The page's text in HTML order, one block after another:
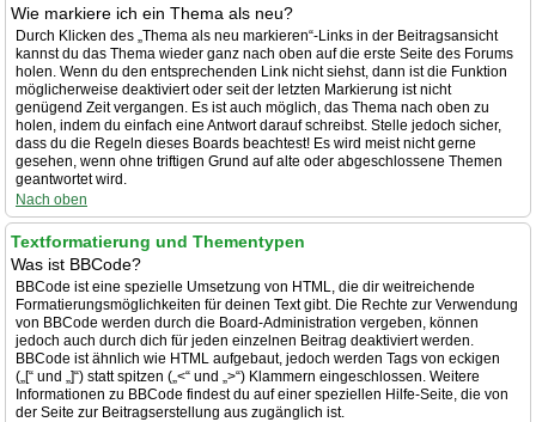
Wie markiere ich ein Thema als neu?
Durch Klicken des „Thema als neu markieren“-Links in der Beitragsansicht
kannst du das Thema wieder ganz nach oben auf die erste Seite des Forums
holen. Wenn du den entsprechenden Link nicht siehst, dann ist die Funktion
möglicherweise deaktiviert oder seit der letzten Markierung ist nicht
genügend Zeit vergangen. Es ist auch möglich, das Thema nach oben zu
holen, indem du einfach eine Antwort darauf schreibst. Stelle jedoch sicher,
dass du die Regeln dieses Boards beachtest! Es wird meist nicht gerne
gesehen, wenn ohne triftigen Grund auf alte oder abgeschlossene Themen
geantwortet wird.
Nach oben
Textformatierung und Thementypen
Was ist BBCode?
BBCode ist eine spezielle Umsetzung von HTML, die dir weitreichende
Formatierungsmöglichkeiten für deinen Text gibt. Die Rechte zur Verwendung
von BBCode werden durch die Board-Administration vergeben, können
jedoch auch durch dich für jeden einzelnen Beitrag deaktiviert werden.
BBCode ist ähnlich wie HTML aufgebaut, jedoch werden Tags von eckigen
(„[“ und „]“) statt spitzen („<“ und „>“) Klammern eingeschlossen. Weitere
Informationen zu BBCode findest du auf einer speziellen Hilfe-Seite, die von
der Seite zur Beitragserstellung aus zugänglich ist.